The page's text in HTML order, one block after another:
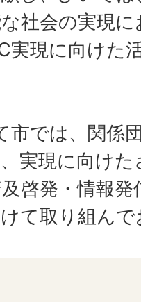
社会の実現
実現に向けた
市では、関係
実現に向け
啓発・情報
て取り組ん